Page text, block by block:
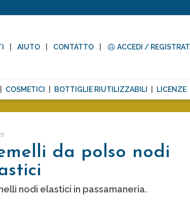
AIUTO CONTATTO ACCEDI / REGISTRATI
COSMETICI BOTTIGLIE RIUTILIZZABILI LICENZE
da polso nodi
nodi elastici in passamaneria.